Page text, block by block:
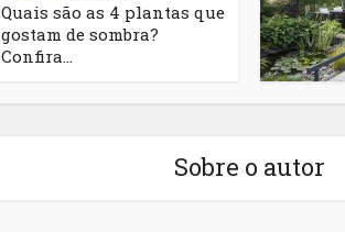
Quais são as 4 plantas que
gostam de sombra?
Confira...
Sobre o autor